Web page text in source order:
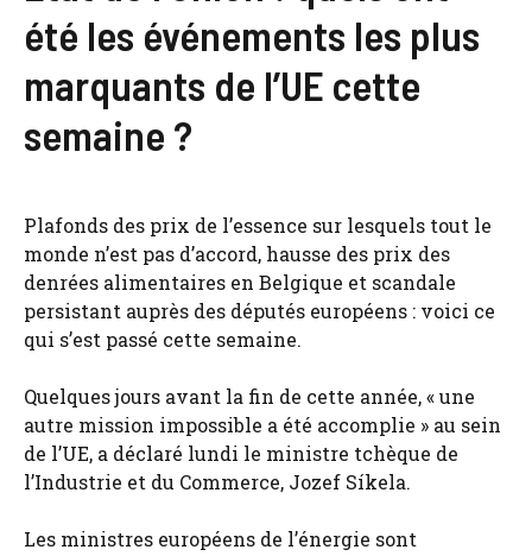
été les événements les plus
marquants de l’UE cette
semaine ?
Plafonds des prix de l’essence sur lesquels tout le
monde n’est pas d’accord, hausse des prix des
denrées alimentaires en Belgique et scandale
persistant auprès des députés européens : voici ce
qui s’est passé cette semaine.
Quelques jours avant la fin de cette année, « une
autre mission impossible a été accomplie » au sein
de l’UE, a déclaré lundi le ministre tchèque de
l’Industrie et du Commerce, Jozef Síkela.
Les ministres européens de l’énergie sont